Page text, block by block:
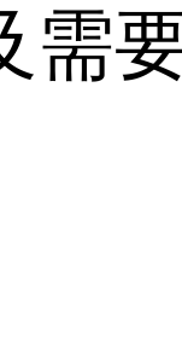
需